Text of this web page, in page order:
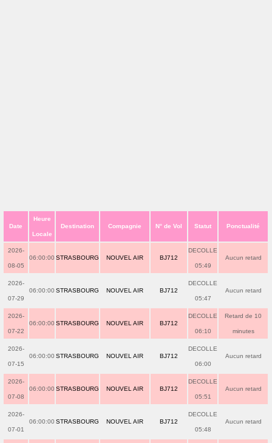
Date
Heure
Locale
Destination Compagnie N° de Vol Statut Ponctualité
2026-
08-05
06:00:00 STRASBOURG NOUVEL AIR BJ712
DECOLLE
05:49
Aucun retard
2026-
07-29
06:00:00 STRASBOURG NOUVEL AIR BJ712
DECOLLE
05:47
Aucun retard
2026-
07-22
06:00:00 STRASBOURG NOUVEL AIR BJ712
DECOLLE
06:10
Retard de 10
minutes
2026-
07-15
06:00:00 STRASBOURG NOUVEL AIR BJ712
DECOLLE
06:00
Aucun retard
2026-
07-08
06:00:00 STRASBOURG NOUVEL AIR BJ712
DECOLLE
05:51
Aucun retard
2026-
07-01
06:00:00 STRASBOURG NOUVEL AIR BJ712
DECOLLE
05:48
Aucun retard